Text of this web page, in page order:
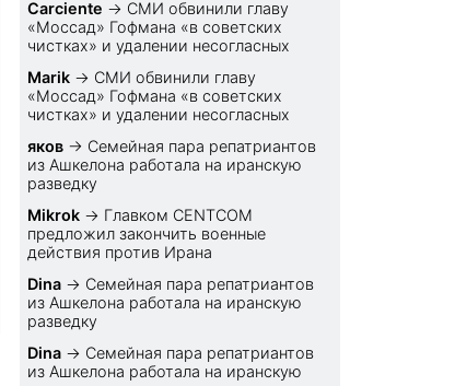
Carciente → СМИ обвинили главу
«Моссад» Гофмана «в советских
чистках» и удалении несогласных
Marik → СМИ обвинили главу
«Моссад» Гофмана «в советских
чистках» и удалении несогласных
яков → Семейная пара репатриантов
из Ашкелона работала на иранскую
разведку
Mikrok → Главком CENTCOM
предложил закончить военные
действия против Ирана
Dina → Семейная пара репатриантов
из Ашкелона работала на иранскую
разведку
Dina → Семейная пара репатриантов
из Ашкелона работала на иранскую